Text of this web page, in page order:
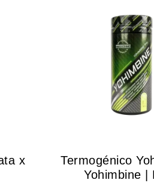
x
Termogénico
Yohimbine |